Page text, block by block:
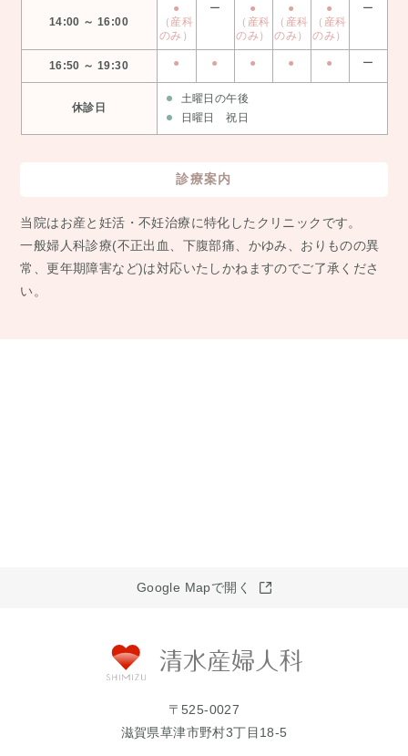
Google Mapで開く
14:00 ～ 16:00
●
（産科
のみ）
ー
●
（産科
のみ）
●
（産科
のみ）
●
（産科
のみ）
ー
16:50 ～ 19:30 ● ● ● ● ● ー
休診日
土曜日の午後
日曜日 祝日
診療案内
当院はお産と妊活・不妊治療に特化したクリニックです。
⼀般婦⼈科診療(不正出⾎、下腹部痛、かゆみ、おりものの異
常、更年期障害など)は対応いたしかねますのでご了承くださ
い。
〒525-0027
滋賀県草津市野村3丁目18-5